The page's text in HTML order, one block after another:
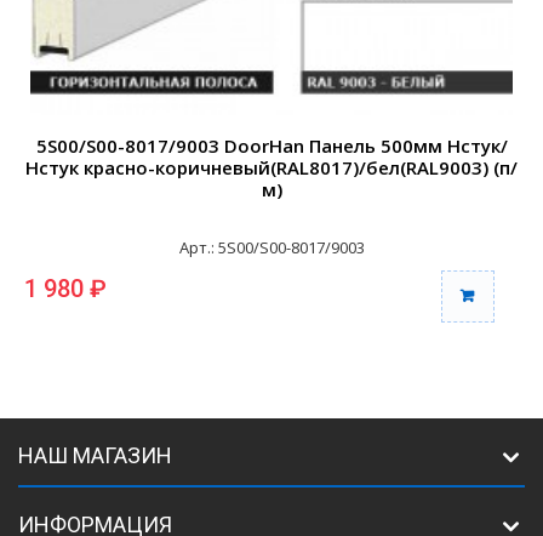
5S00/S00-8017/9003 DoorHan Панель 500мм Нстук/
Нстук красно-коричневый(RAL8017)/бел(RAL9003) (п/
м)
Арт.: 5S00/S00-8017/9003
1 980 ₽
НАШ МАГАЗИН
ИНФОРМАЦИЯ